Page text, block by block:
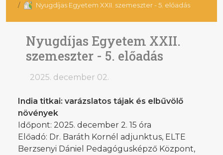
Nyugdíjas Egyetem XXII. szemeszter - 5. előadás
Nyugdíjas Egyetem XXII.
szemeszter - 5. előadás
2025. december 02.
India titkai: varázslatos tájak és elbűvölő
növények
Időpont: 2025. december 2. 15 óra
Előadó: Dr. Baráth Kornél adjunktus, ELTE
Berzsenyi Dániel Pedagógusképző Központ,